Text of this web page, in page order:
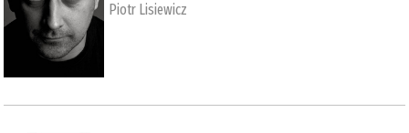
Piotr Lisiewicz